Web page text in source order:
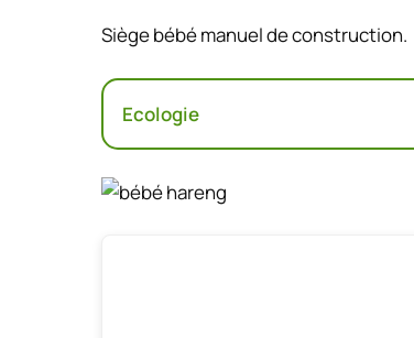
Siège bébé manuel de construction.
Ecologie